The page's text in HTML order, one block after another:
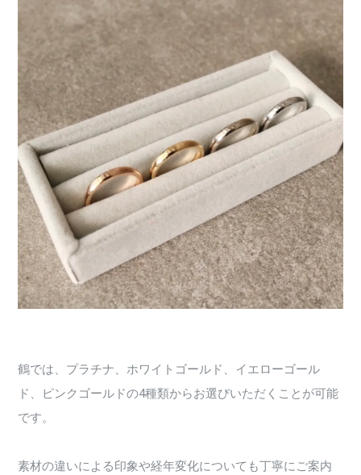
鶴では、プラチナ、ホワイトゴールド、イエローゴール
ド、ピンクゴールドの4種類からお選びいただくことが可能
です。
素材の違いによる印象や経年変化についても丁寧にご案内